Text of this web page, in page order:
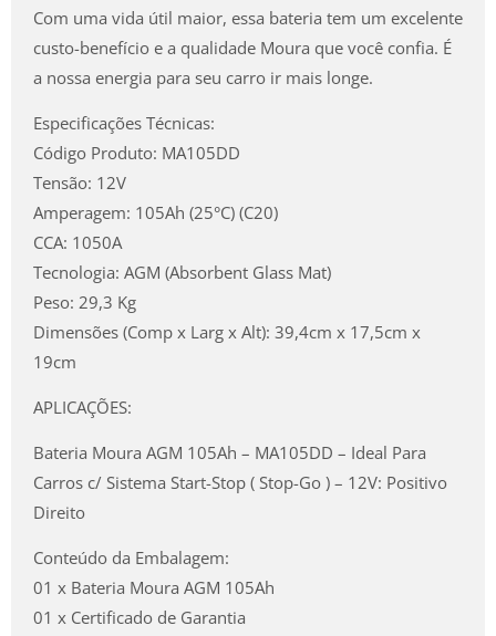
Com uma vida útil maior, essa bateria tem um excelente
custo-benefício e a qualidade Moura que você confia. É
a nossa energia para seu carro ir mais longe.
Especificações Técnicas:
Código Produto: MA105DD
Tensão: 12V
Amperagem: 105Ah (25°C) (C20)
CCA: 1050A
Tecnologia: AGM (Absorbent Glass Mat)
Peso: 29,3 Kg
Dimensões (Comp x Larg x Alt): 39,4cm x 17,5cm x
19cm
APLICAÇÕES:
Bateria Moura AGM 105Ah – MA105DD – Ideal Para
Carros c/ Sistema Start-Stop ( Stop-Go ) – 12V: Positivo
Direito
Conteúdo da Embalagem:
01 x Bateria Moura AGM 105Ah
01 x Certificado de Garantia